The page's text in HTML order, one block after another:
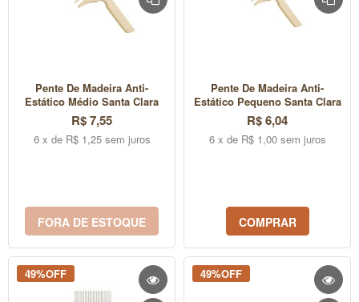
Pente De Madeira Anti-
Estático Médio Santa Clara
R$ 7,55
6 x de R$ 1,25 sem juros
FORA DE ESTOQUE
Pente De Madeira Anti-
Estático Pequeno Santa Clara
R$ 6,04
6 x de R$ 1,00 sem juros
COMPRAR
49%OFF 49%OFF